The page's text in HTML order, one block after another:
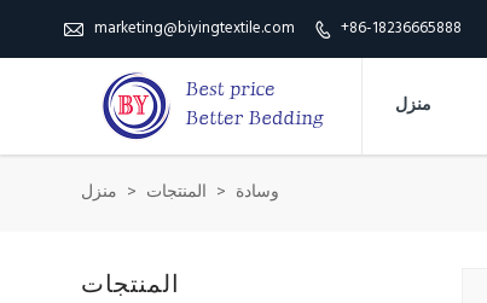
 marketing@biyingtextile.com  +86-18236665888
منزل
منزل > المنتجات > وسادة
المنتجات